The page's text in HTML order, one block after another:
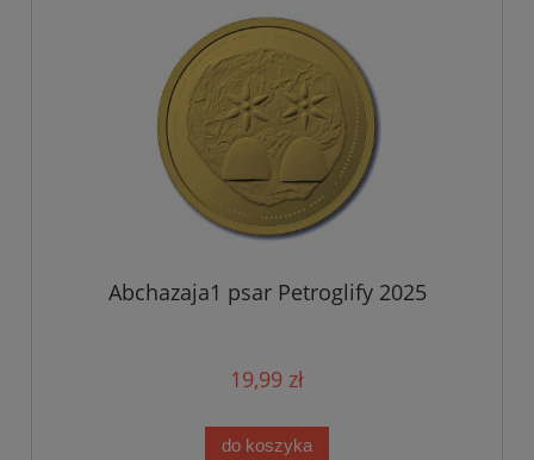
Abchazaja1 psar Petroglify 2025
19,99 zł
do koszyka